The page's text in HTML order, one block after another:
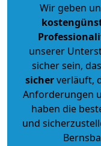
Wir geben
unserer
sicher sein,
sicherverläuft,
Anforderungen
haben die
und